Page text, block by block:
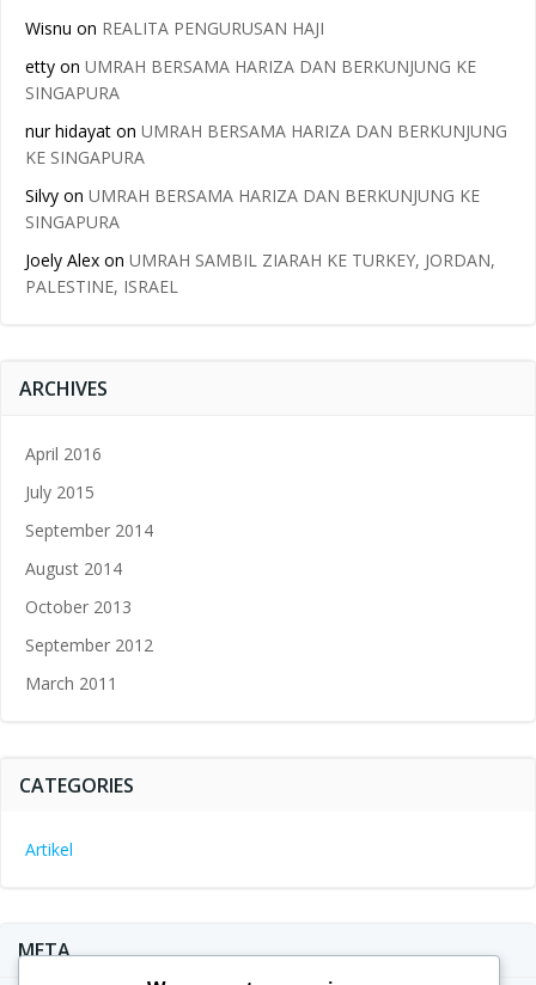
Wisnu on REALITA PENGURUSAN HAJI
etty on UMRAH BERSAMA HARIZA DAN BERKUNJUNG KE
SINGAPURA
nur hidayat on UMRAH BERSAMA HARIZA DAN BERKUNJUNG
KE SINGAPURA
Silvy on UMRAH BERSAMA HARIZA DAN BERKUNJUNG KE
SINGAPURA
Joely Alex on UMRAH SAMBIL ZIARAH KE TURKEY, JORDAN,
PALESTINE, ISRAEL
ARCHIVES
April 2016
July 2015
September 2014
August 2014
October 2013
September 2012
March 2011
CATEGORIES
Artikel
META